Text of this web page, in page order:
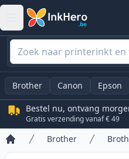
Brother Canon Epson
Bestel nu, ontvang
Gratis verzending vanaf € 49
Home
Brother